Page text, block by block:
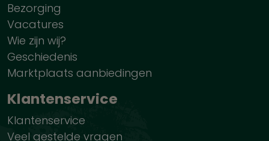
Bezorging
Vacatures
Wie zijn wij?
Geschiedenis
Marktplaats aanbiedingen
Klantenservice
Klantenservice
Veel gestelde vragen